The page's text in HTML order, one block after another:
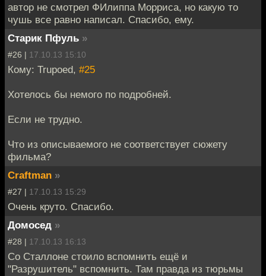
автор не смотрел ФИлиппа Морриса, но какую то
чушь все равно написал. Спасибо, ему.
Старик Пфуль »
#26 | 17.10.13 15:10
Кому: Trupoed, #25
Хотелось бы немого по подробней.
Если не трудно.
Что из описываемого не соответствует сюжету
фильма?
Craftman »
#27 | 17.10.13 15:29
Очень круто. Спасибо.
Домосед »
#28 | 17.10.13 16:13
Со Сталлоне стоило вспомнить ещё и
"Разрушитель" вспомнить. Там правда из тюрьмы